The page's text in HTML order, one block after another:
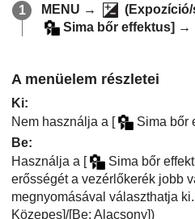
MENU → (
Sima bőr effektus] →
A menüelem részletei
Ki:
Nem használja a [ Sima bőr
Be:
Használja a [ Sima bőr
erősségét a vezérlőkerék jobb
megnyomásával választhatja
Közepes]/[Be: Alacsony])